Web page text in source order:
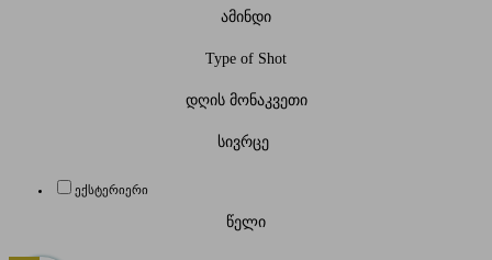
ამინდი
Type of Shot
დღის მონაკვეთი
სივრცე
ექსტერიერი
წელი